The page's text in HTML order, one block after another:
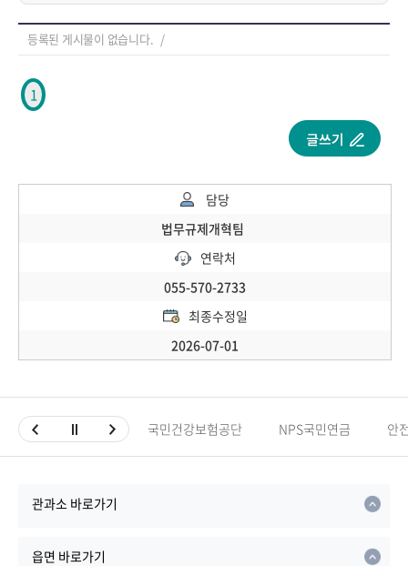
등록된 게시물이 없습니다.
1
담당
법무규제개혁팀
연락처
055-570-2733
최종수정일
2026-07-01
국민건강보험공단 NPS국민연금 안
관과소 바로가기
읍면 바로가기